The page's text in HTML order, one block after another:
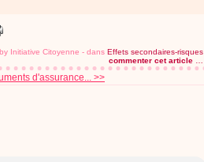
Initiative Citoyenne - dans Effets secondaires-risques
commenter cet article
d'assurance... >>